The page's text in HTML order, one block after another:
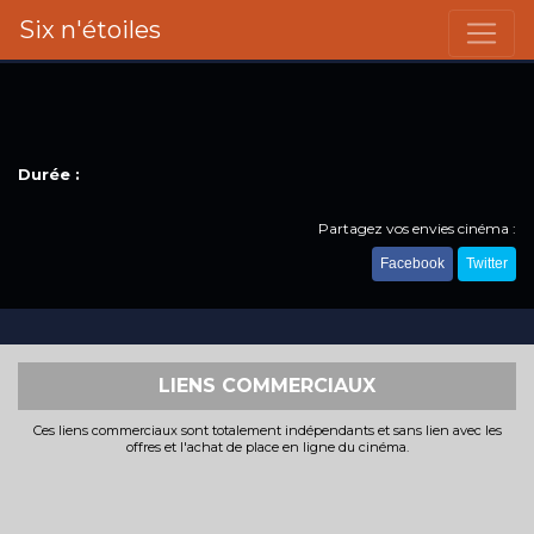
Six n'étoiles
Durée :
Partagez vos envies cinéma :
Facebook Twitter
LIENS COMMERCIAUX
Ces liens commerciaux sont totalement indépendants et sans lien avec les
offres et l'achat de place en ligne du cinéma.